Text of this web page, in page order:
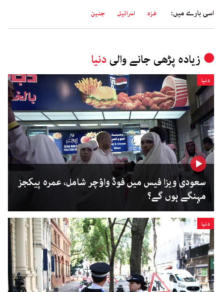
اسی بارے میں: غزہ اسرائیل جنین
زیادہ پڑھی جانے والیدنیا
دنیا
سعودی ویزا فیس میں فوڈ واؤچر شامل، عمرہ پیکجز
مہنگے ہوں گے؟
دنیا